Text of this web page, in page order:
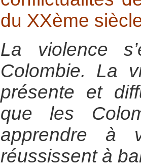
du XXème
La violence
Colombie. La
présente et
que les
apprendre à
réussissent à